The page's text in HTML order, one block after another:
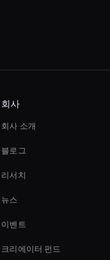
회사
회사 소개
블로그
리서치
뉴스
이벤트
크리에이터 펀드